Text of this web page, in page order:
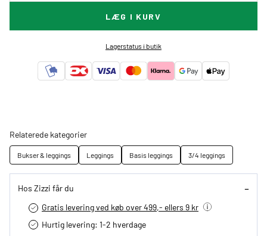
LÆG I KURV
Lagerstatus i butik
Relaterede kategorier
Bukser & leggings Leggings Basis leggings 3/4 leggings
Hos Zizzi får du
Gratis levering ved køb over 499,- ellers 9 kr
Hurtig levering­: 1-2 hverdage